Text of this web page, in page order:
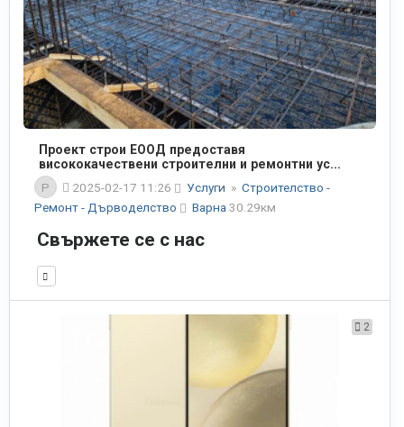
Проект строи ЕООД предоставя
висококачествени строителни и ремонтни ус...
P
2025-02-17 11:26 Услуги » Строителство -
Ремонт - Дърводелство
Варна 30.29км
Свържете се с нас
2